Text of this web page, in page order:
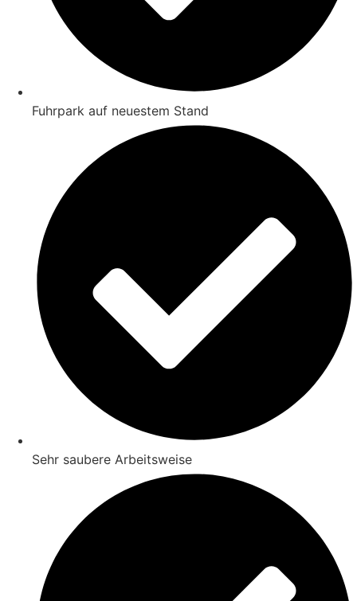
Fuhrpark auf neuestem Stand
Sehr saubere Arbeitsweise